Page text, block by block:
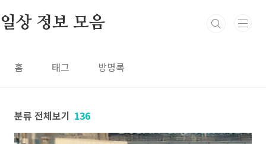
일상 정보 모음
홈 태그 방명록
분류 전체보기 136